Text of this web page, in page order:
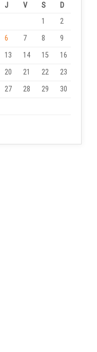
J V S
D
1
2
6 7 8
9
13 14 15
16
20 21 22
23
27 28 29
30